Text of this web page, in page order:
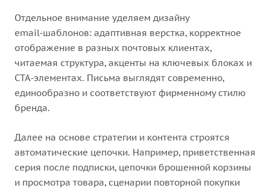
Отдельное внимание уделяем дизайну
email‑шаблонов: адаптивная верстка, корректное
отображение в разных почтовых клиентах,
читаемая структура, акценты на ключевых блоках и
CTA‑элементах. Письма выглядят современно,
единообразно и соответствуют фирменному стилю
бренда.
Далее на основе стратегии и контента строятся
автоматические цепочки. Например, приветственная
серия после подписки, цепочки брошенной корзины
и просмотра товара, сценарии повторной покупки